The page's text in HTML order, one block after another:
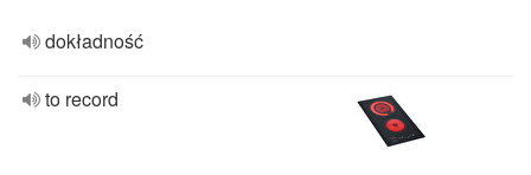
dokładność
to record